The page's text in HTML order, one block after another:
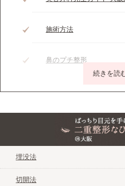
施術方法
鼻のプチ整形
二重まぶたのプチ整形
ほうれい線のプチ整形
ぱっちり目元を手に入れる
埋没法
切開法